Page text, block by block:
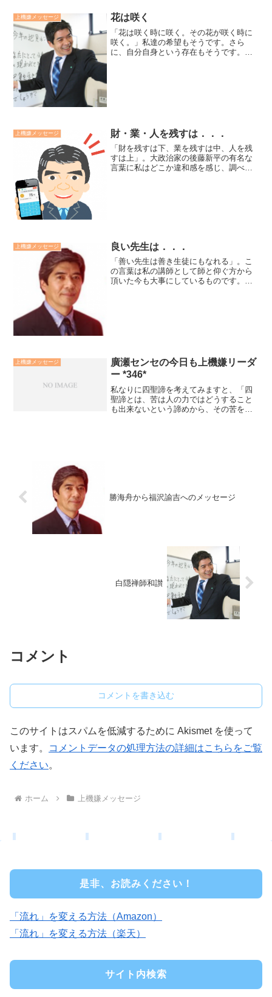
上機嫌メッセージ 花は咲く
「花は咲く時に咲く。その花が咲く時に
咲く。」私達の希望もそうです。さら
に、自分自身という存在もそうです。だ
上機嫌メッセージ 財・業・人を残すは．．．
「財を残すは下、業を残すは中、人を残
すは上」。大政治家の後藤新平の有名な
言葉に私はどこか違和感を感じ、調べて
上機嫌メッセージ 良い先生は．．．
「善い先生は善き生徒にもなれる」。こ
の言葉は私の講師として師と仰ぐ方から
頂いた今も大事にしているものです。人
上機嫌メッセージ
廣瀬センセの今日も上機嫌リーダ
ー *346*
私なりに四聖諦を考えてみますと、「四
聖諦とは、苦は人の力ではどうすること
も出来ないという諦めから、その苦を観
勝海舟から福沢諭吉へのメッセージ
白隠禅師和讃
コメント
コメントを書き込む
このサイトはスパムを低減するために Akismet を使って
います。
コメントデータの処理方法の詳細はこちらをご覧
ください。
ホーム 上機嫌メッセージ
是非、お読みください！
「流れ」を変える方法（Amazon）
「流れ」を変える方法（楽天）
サイト内検索